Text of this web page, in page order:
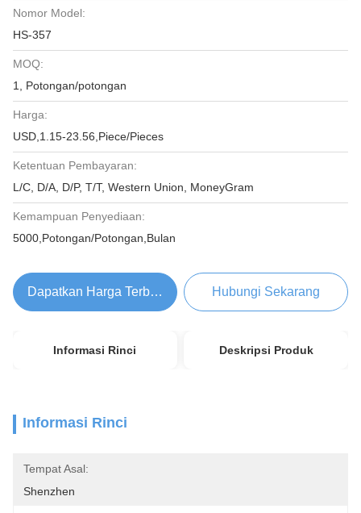
Nomor Model:
HS-357
MOQ:
1, Potongan/potongan
Harga:
USD,1.15-23.56,Piece/Pieces
Ketentuan Pembayaran:
L/C, D/A, D/P, T/T, Western Union, MoneyGram
Kemampuan Penyediaan:
5000,Potongan/Potongan,Bulan
Dapatkan Harga Terbaik Hubungi Sekarang
Informasi Rinci Deskripsi Produk
Informasi Rinci
Tempat Asal:
Shenzhen